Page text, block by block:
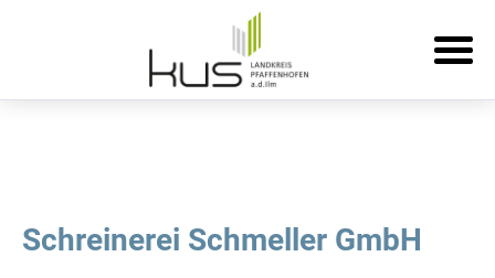
Schreinerei Schmeller GmbH